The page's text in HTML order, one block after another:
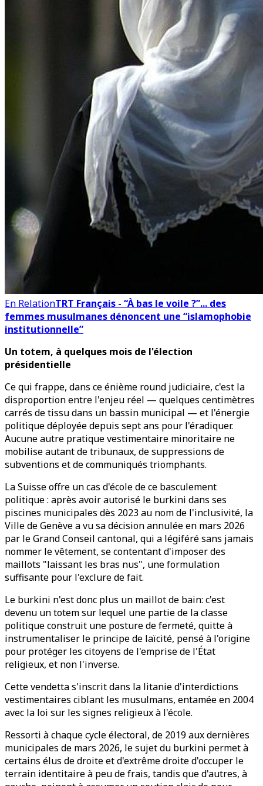
En RelationTRT Français - “À bas le voile ?”... des
femmes musulmanes dénoncent une “islamophobie
institutionnelle”
Un totem, à quelques mois de l'élection
présidentielle
Ce qui frappe, dans ce énième round judiciaire, c'est la
disproportion entre l'enjeu réel — quelques centimètres
carrés de tissu dans un bassin municipal — et l'énergie
politique déployée depuis sept ans pour l'éradiquer.
Aucune autre pratique vestimentaire minoritaire ne
mobilise autant de tribunaux, de suppressions de
subventions et de communiqués triomphants.
La Suisse offre un cas d'école de ce basculement
politique : après avoir autorisé le burkini dans ses
piscines municipales dès 2023 au nom de l'inclusivité, la
Ville de Genève a vu sa décision annulée en mars 2026
par le Grand Conseil cantonal, qui a légiféré sans jamais
nommer le vêtement, se contentant d'imposer des
maillots "laissant les bras nus", une formulation
suffisante pour l'exclure de fait.
Le burkini n'est donc plus un maillot de bain: c'est
devenu un totem sur lequel une partie de la classe
politique construit une posture de fermeté, quitte à
instrumentaliser le principe de laïcité, pensé à l'origine
pour protéger les citoyens de l'emprise de l'État
religieux, et non l'inverse.
Cette vendetta s'inscrit dans la litanie d'interdictions
vestimentaires ciblant les musulmans, entamée en 2004
avec la loi sur les signes religieux à l'école.
Ressorti à chaque cycle électoral, de 2019 aux dernières
municipales de mars 2026, le sujet du burkini permet à
certains élus de droite et d'extrême droite d'occuper le
terrain identitaire à peu de frais, tandis que d'autres, à